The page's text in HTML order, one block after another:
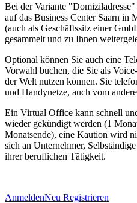
Bei der Variante
auf das Business Center Saarn in
(auch als Geschäftssitz einer
gesammelt und zu Ihnen
Optional können Sie auch eine
Vorwahl buchen, die Sie als
der Welt nutzen können. Sie
und Handynetze, auch vom
Ein Virtual Office kann schnell
wieder gekündigt werden (1
Monatsende), eine Kaution wird
sich an Unternehmer,
ihrer beruflichen Tätigkeit.
AnmeldenNeu Registrieren